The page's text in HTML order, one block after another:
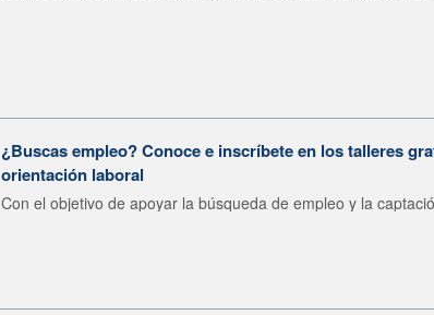
¿Buscas empleo? Conoce e inscríbete en los talleres
orientación laboral
Con el objetivo de apoyar la búsqueda de empleo y la